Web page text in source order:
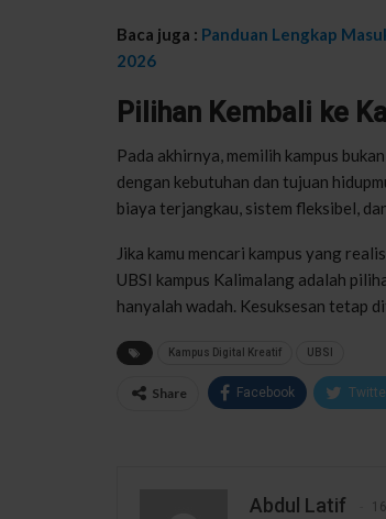
Baca juga : Panduan Lengkap
2026
Pilihan Kembali ke
Pada akhirnya, memilih kampus
dengan kebutuhan dan tujuan
biaya terjangkau, sistem fleksibel,
Jika kamu mencari kampus yang
UBSI kampus Kalimalang adalah
hanyalah wadah. Kesuksesan tetap
Kampus Digital Kreatif UBSI
Share Facebook
Abdul Latif